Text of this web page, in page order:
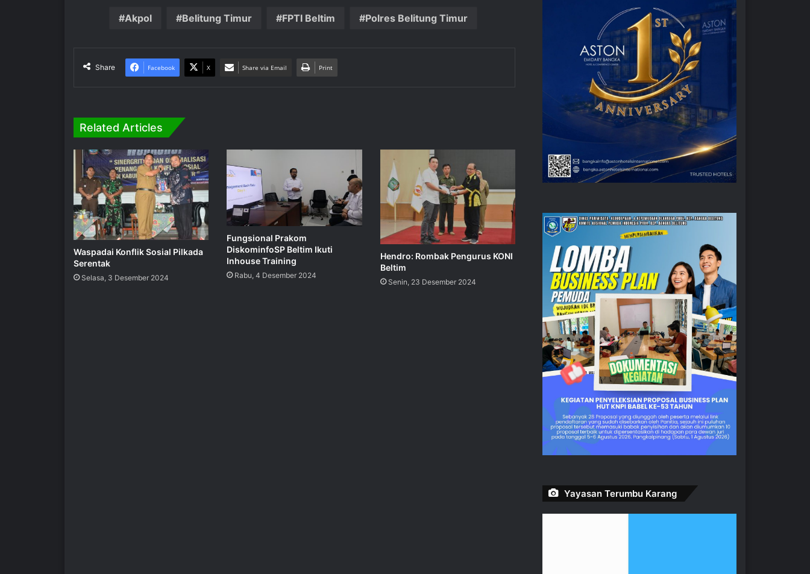
Akpol Belitung Timur FPTI Beltim Polres Belitung Timur
Share Facebook X Share via Email Print
Related Articles
Waspadai Konflik Sosial Pilkada
Serentak
Selasa, 3 Desember 2024
Fungsional Prakom
DiskominfoSP Beltim Ikuti
Inhouse Training
Rabu, 4 Desember 2024
Hendro: Rombak Pengurus KONI
Beltim
Senin, 23 Desember 2024
Yayasan Terumbu Karang